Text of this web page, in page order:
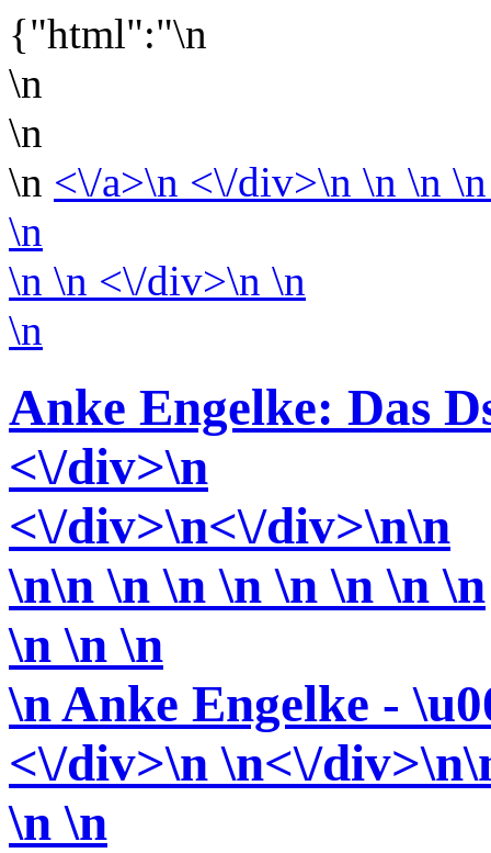
{"html":"\n
\n
\n
\n <\/a>\n <\/div>\n \n \n
\n
\n \n <\/div>\n \n
\n
Anke Engelke: Das
<\/div>\n
<\/div>\n<\/div>\n\n
\n\n \n \n \n \n \n \n \n
\n \n\n
\n Anke Engelke -
<\/div>\n \n<\/
\n \n